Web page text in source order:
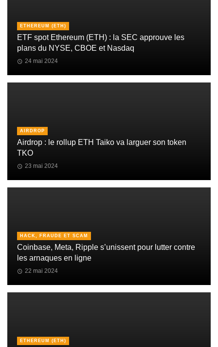
ETHEREUM (ETH)
ETF spot Ethereum (ETH) : la SEC approuve les
plans du NYSE, CBOE et Nasdaq
24 mai 2024
AIRDROP
Airdrop : le rollup ETH Taiko va larguer son token
TKO
23 mai 2024
HACK, FRAUDE ET SCAM
Coinbase, Meta, Ripple s’unissent pour lutter contre
les arnaques en ligne
22 mai 2024
ETHEREUM (ETH)